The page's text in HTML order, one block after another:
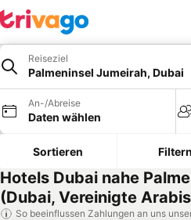
Reiseziel
Palmeninsel Jumeirah, Dubai
An-/Abreise
Daten wählen
Sortieren Filtern
Hotels Dubai nahe
(Dubai, Vereinigte
So beeinflussen Zahlungen an uns